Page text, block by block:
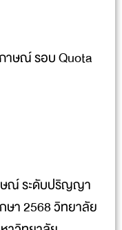
าษณ์ รอบ Quota
ษณ์ ระดับปริญญา
ษา 2568 วิทยาลัย